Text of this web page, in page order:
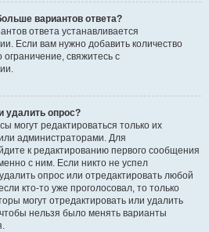
вариантов ответа?
ответа устанавливается
Если вам нужно добавить количество
свяжитесь с
удалить опрос?
могут редактироваться только их
администраторами. Для
к редактированию первого сообщения
с ним. Если никто не успел
опрос или отредактировать любой
кто-то уже проголосовал, то только
могут отредактировать или удалить
нельзя было менять варианты